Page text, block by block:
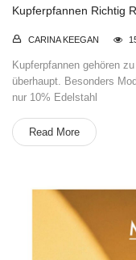
Kupferpfannen Richtig
CARINA KEEGAN
Kupferpfannen gehören
überhaupt. Besonders
nur 10% Edelstahl
Read More